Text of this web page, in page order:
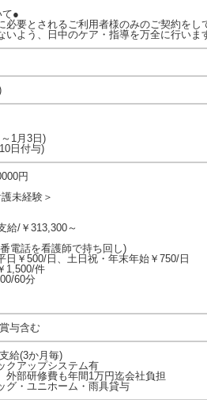
て●
必要とされるご利用者様のみのご契約をし
いよう、日中のケア・指導を万全に行いま
1月3日)
日付与)
円
未経験＞
給/￥313,300～
電話を看護師で持ち回し)
日￥500/日、土日祝・年末年始￥750/日
1,500/件
60分
与含む
給(3か月毎)
クアップシステム有
外部研修費も年間1万円迄会社負担
グ・ユニホーム・雨具貸与